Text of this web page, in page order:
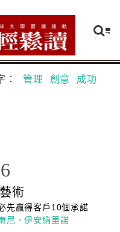
： 管理 創意 成功
術
先贏得客戶10個承諾
尼．伊安納里諾